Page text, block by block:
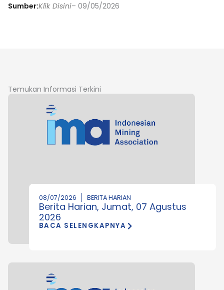
Sumber:Klik Disini– 09/05/2026
Temukan Informasi Terkini
08/07/2026 BERITA HARIAN
Berita Harian, Jumat, 07 Agustus
2026
BACA SELENGKAPNYA